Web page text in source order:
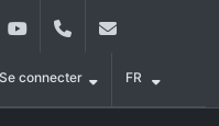
LinkedInYouTube+9611421000
Se connecter FR